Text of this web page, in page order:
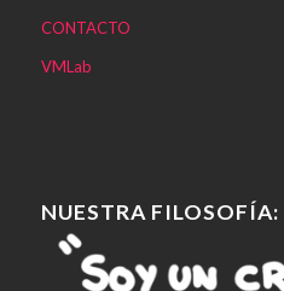
CONTACTO
VMLab
NUESTRA FILOSOFÍA: